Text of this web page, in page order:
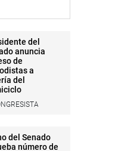
del
anuncia
de
a
del
del Senado
número de